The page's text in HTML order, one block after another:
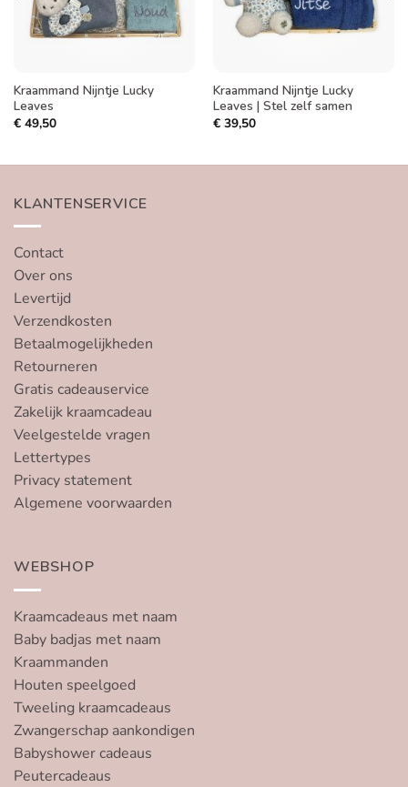
Kraammand Nijntje Lucky
Leaves
€49,50
Kraammand Nijntje Lucky
Leaves | Stel zelf samen
€39,50
KLANTENSERVICE
Contact
Over ons
Levertijd
Verzendkosten
Betaalmogelijkheden
Retourneren
Gratis cadeauservice
Zakelijk kraamcadeau
Veelgestelde vragen
Lettertypes
Privacy statement
Algemene voorwaarden
WEBSHOP
Kraamcadeaus met naam
Baby badjas met naam
Kraammanden
Houten speelgoed
Tweeling kraamcadeaus
Zwangerschap aankondigen
Babyshower cadeaus
Peutercadeaus